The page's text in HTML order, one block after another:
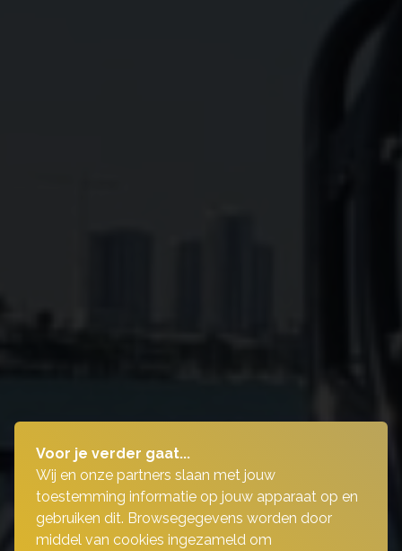
Voor je verder gaat...
Wij en onze partners slaan met jouw
toestemming informatie op jouw apparaat op en
gebruiken dit. Browsegegevens worden door
middel van cookies ingezameld om